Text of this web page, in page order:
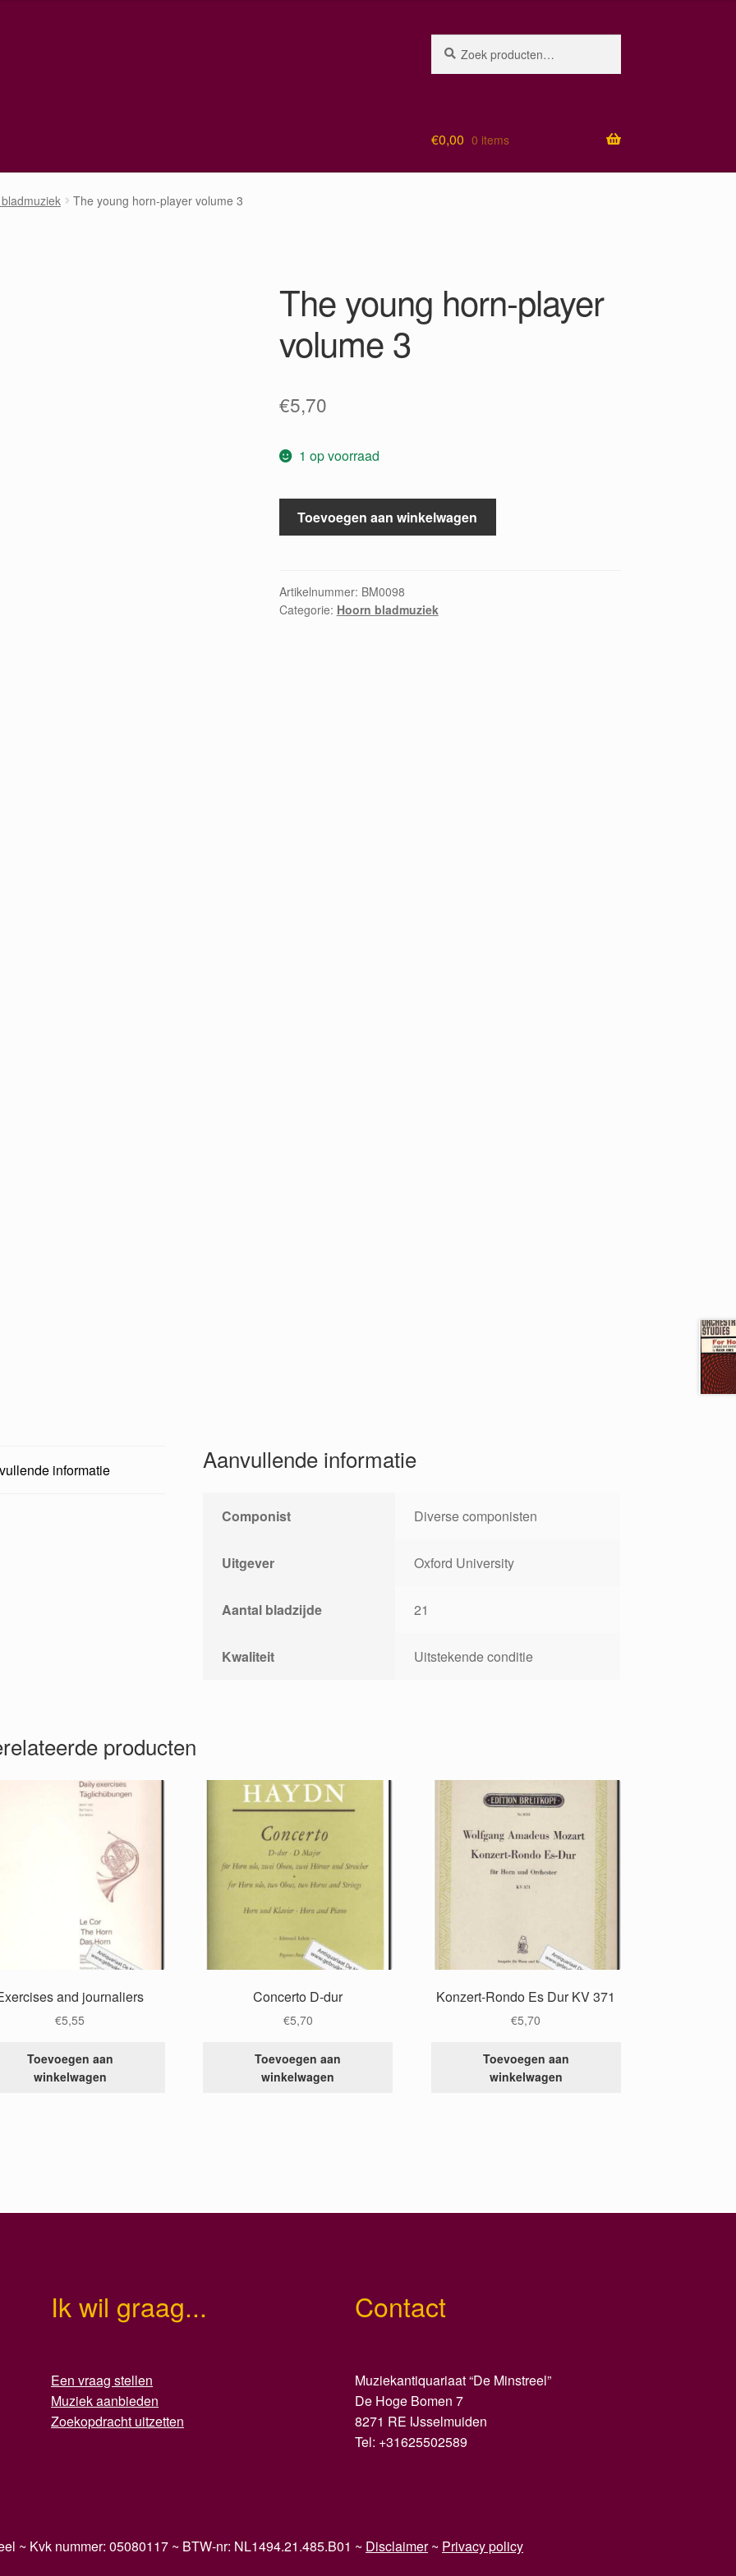
naar:
€0,00 0 items
The young horn-player volume 3
The young horn-player
volume 3
€5,70
1 op voorraad
The
young
volume
3
Toevoegen aan winkelwagen
Artikelnummer: BM0098
Categorie: Hoorn bladmuziek
informatie Aanvullende informatie
Componist Diverse componisten
Uitgever Oxford University
Aantal bladzijde 21
Kwaliteit Uitstekende conditie
producten
and journaliers
€5,55
Toevoegen aan
winkelwagen
Concerto D-dur
€5,70
Toevoegen aan
winkelwagen
Konzert-Rondo Es Dur KV 371
€5,70
Toevoegen aan
winkelwagen
Ik wil graag...
Een vraag stellen
Muziek aanbieden
Zoekopdracht uitzetten
Contact
Muziekantiquariaat “De Minstreel”
De Hoge Bomen 7
8271 RE IJsselmuiden
Tel: +31625502589
~ Kvk nummer: 05080117 ~ BTW-nr: NL1494.21.485.B01 ~ Disclaimer~ Privacy policy